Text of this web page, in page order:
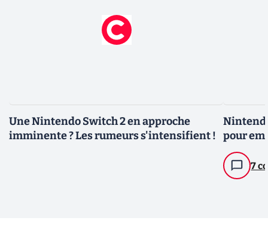
Une Nintendo Switch 2 en approche
imminente ? Les rumeurs s'intensifient !
pour
7